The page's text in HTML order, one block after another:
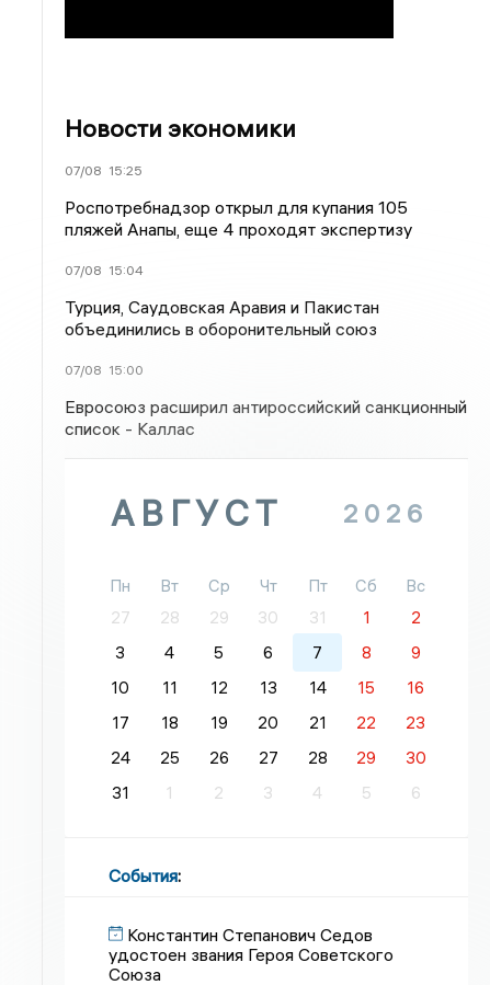
Новости экономики
07/08 15:25
Роспотребнадзор открыл для купания 105
пляжей Анапы, еще 4 проходят экспертизу
07/08 15:04
Турция, Саудовская Аравия и Пакистан
объединились в оборонительный союз
07/08 15:00
Евросоюз расширил антироссийский санкционный
список - Каллас
АВГУСТ 2026
Пн Вт Ср Чт Пт Сб
Вс
27
28 29 30 31 1
2
3
4 5 6 7 8
9
10
11 12 13 14 15
16
17
18 19 20 21 22
23
24
25 26 27 28 29
30
31
1 2 3 4 5 6
События:
Константин Степанович Седов
удостоен звания Героя Советского
Союза